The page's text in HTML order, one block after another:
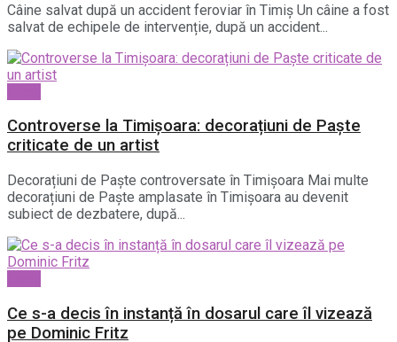
Câine salvat după un accident feroviar în Timiș Un câine a fost
salvat de echipele de intervenție, după un accident...
Controverse la Timișoara: decorațiuni de Paște
criticate de un artist
Decorațiuni de Paște controversate în Timișoara Mai multe
decorațiuni de Paște amplasate în Timișoara au devenit
subiect de dezbatere, după...
Ce s-a decis în instanță în dosarul care îl vizează
pe Dominic Fritz